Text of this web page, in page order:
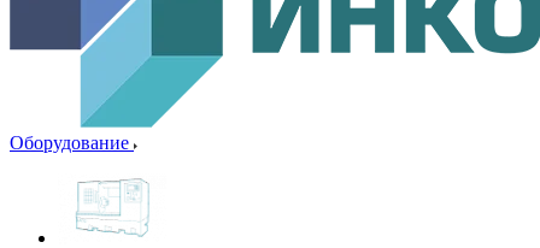
Оборудование